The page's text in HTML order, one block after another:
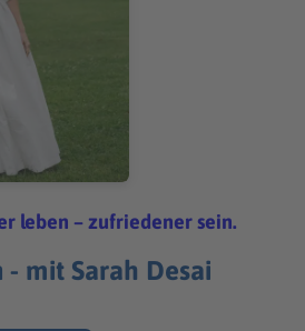
leben – zufriedener sein.
- mit Sarah Desai